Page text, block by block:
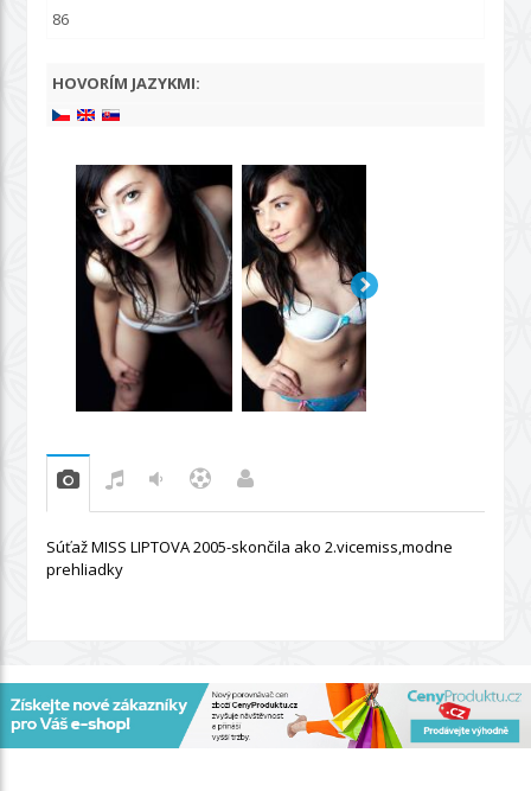
86
HOVORÍM JAZYKMI:
Súťaž MISS LIPTOVA 2005-skončila ako 2.vicemiss,modne
prehliadky